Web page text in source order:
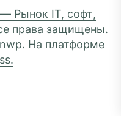
Рынок IT, софт,
права защищены.
На платформе